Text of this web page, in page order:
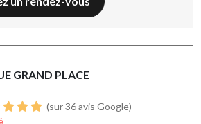
GRAND PLACE
(sur 36 avis Google)